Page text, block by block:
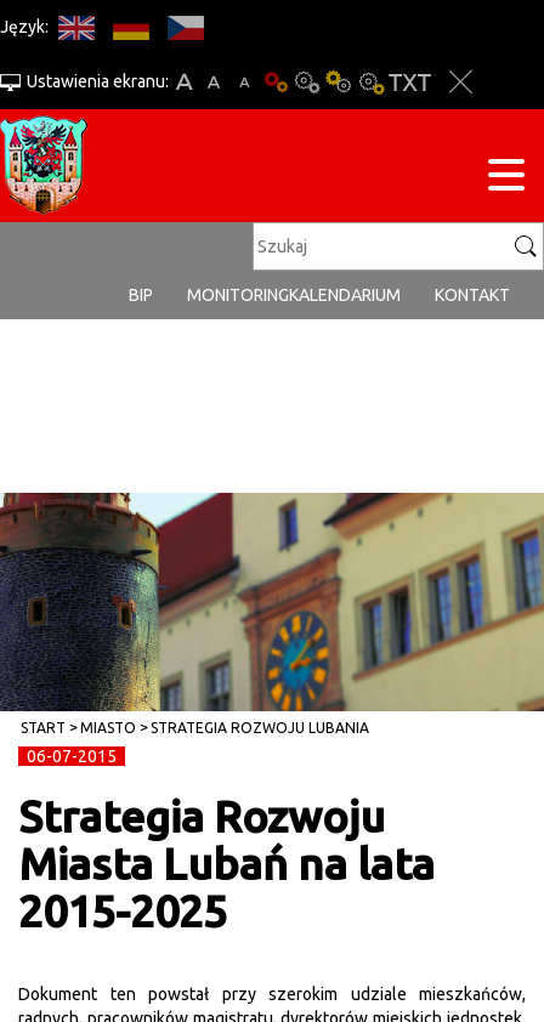
Język:
Ustawienia ekranu:
BIP MONITORINGKALENDARIUM KONTAKT
START MIASTO STRATEGIA ROZWOJU LUBANIA
06-07-2015
Strategia Rozwoju
Miasta Lubań na lata
2015-2025
Dokument ten powstał przy szerokim udziale mieszkańców,